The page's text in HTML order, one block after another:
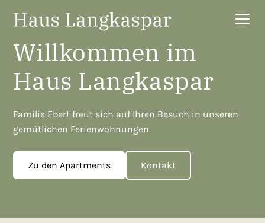
Willkommen im
Haus Langkaspar
Familie Ebert freut sich auf Ihren Besuch in unseren
gemütlichen Ferienwohnungen.
Zu den Apartments Kontakt